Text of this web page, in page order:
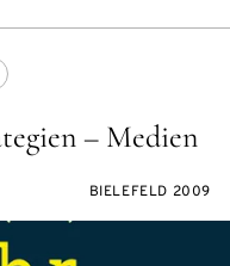
– Medien
BIELEFELD 2009